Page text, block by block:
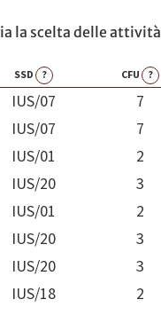
la scelta delle attività
SSD ? CFU ?
IUS/07
7
IUS/07
7
IUS/01
2
IUS/20
3
IUS/01
2
IUS/20
3
IUS/20
3
IUS/18 2